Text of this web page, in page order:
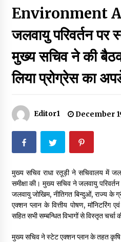
Thought Of The
September 7,
Thought Of The
September 6,
Thought Of The
May 17, 2022
Thought Of The
May 16, 2022
Environment
जलवायु परिवर्तन पर
मुख्य सचिव ने की
लिया प्रोग्रेस का
Editor1 December
मुख्य सचिव राधा रतूड़ी ने सचिवालय में
समीक्षा की। मुख्य सचिव ने जलवायु
जलवायु जोखिम, नीतिगत बिन्दुओं, राज्य के
एक्शन प्लान के वित्तीय पोषण, माॅनिटरिंग
सहित सभी सम्बन्धित विभागों से विस्तृत चर्चा
मुख्य सचिव ने स्टेट एक्शन प्लान के तहत कृषि